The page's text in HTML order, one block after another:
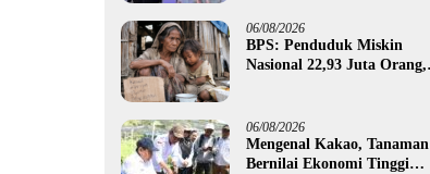
06/08/2026
BPS: Penduduk Miskin
Nasional 22,93 Juta Orang,
06/08/2026
Mengenal Kakao, Tanaman
Bernilai Ekonomi Tinggi